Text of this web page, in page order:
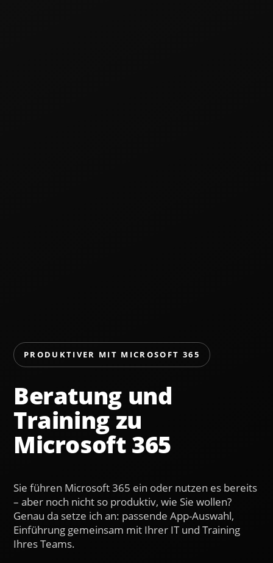
PRODUKTIVER MIT MICROSOFT 365
Beratung und
Training zu
Microsoft 365
Sie führen Microsoft 365 ein oder nutzen es bereits
– aber noch nicht so produktiv, wie Sie wollen?
Genau da setze ich an: passende App-Auswahl,
Einführung gemeinsam mit Ihrer IT und Training
Ihres Teams.